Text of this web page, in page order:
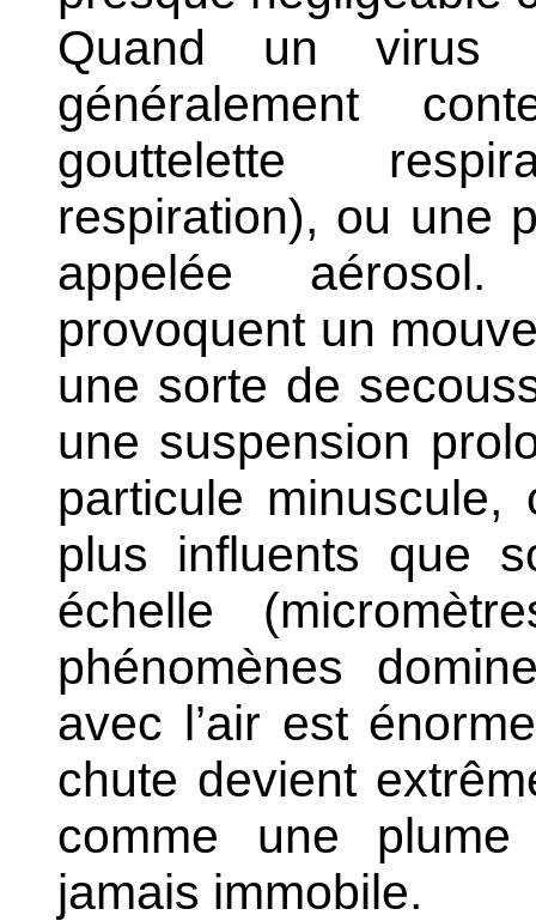
Quand un
généralement
gouttelette
respiration), ou une
appelée aérosol.
provoquent un
une sorte de
une suspension
particule
plus influents que
échelle
phénomènes
avec l’air est
chute devient
comme une plume
jamais immobile.